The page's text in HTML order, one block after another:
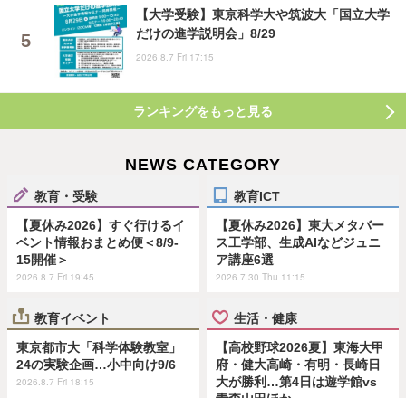
【大学受験】東京科学大や筑波大「国立大学
だけの進学説明会」8/29
2026.8.7 Fri 17:15
ランキングをもっと見る
NEWS CATEGORY
教育・受験
【夏休み2026】すぐ行けるイ
ベント情報おまとめ便＜8/9-
15開催＞
2026.8.7 Fri 19:45
教育ICT
【夏休み2026】東大メタバー
ス工学部、生成AIなどジュニ
ア講座6選
2026.7.30 Thu 11:15
教育イベント
東京都市大「科学体験教室」
24の実験企画…小中向け9/6
2026.8.7 Fri 18:15
生活・健康
【高校野球2026夏】東海大甲
府・健大高崎・有明・長崎日
大が勝利…第4日は遊学館vs